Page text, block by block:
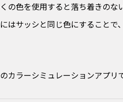
色を使用すると落ち着きのない
サッシと同じ色にすることで
カラーシミュレーションアプ